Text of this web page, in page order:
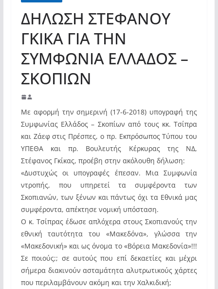
ΔΗΛΩΣΗ ΣΤΕΦΑΝΟΥ
ΓΚΙΚΑ ΓΙΑ ΤΗΝ
ΣΥΜΦΩΝΙΑ ΕΛΛΑΔΟΣ –
ΣΚΟΠΙΩΝ
Με αφορμή την σημερινή (17-6-2018) υπογραφή της
Συμφωνίας Ελλάδος – Σκοπίων από τους κκ. Τσίπρα
και Ζάεφ στις Πρέσπες, ο πρ. Εκπρόσωπος Τύπου του
ΥΠΕΘΑ και πρ. Βουλευτής Κέρκυρας της ΝΔ,
Στέφανος Γκίκας, προέβη στην ακόλουθη δήλωση:
«Δυστυχώς οι υπογραφές έπεσαν. Μια Συμφωνία
ντροπής, που υπηρετεί τα συμφέροντα των
Σκοπιανών, των ξένων και πάντως όχι τα Εθνικά μας
συμφέροντα, απέκτησε νομική υπόσταση.
Ο κ. Τσίπρας έδωσε απλόχερα στους Σκοπιανούς την
εθνική ταυτότητα του «Μακεδόνα», γλώσσα την
«Μακεδονική» και ως όνομα το «Βόρεια Μακεδονία»!!!
Σε ποιούς;; σε αυτούς που επί δεκαετίες και μέχρι
σήμερα διακινούν ασταμάτητα αλυτρωτικούς χάρτες
που περιλαμβάνουν ακόμη και την Χαλκιδική;